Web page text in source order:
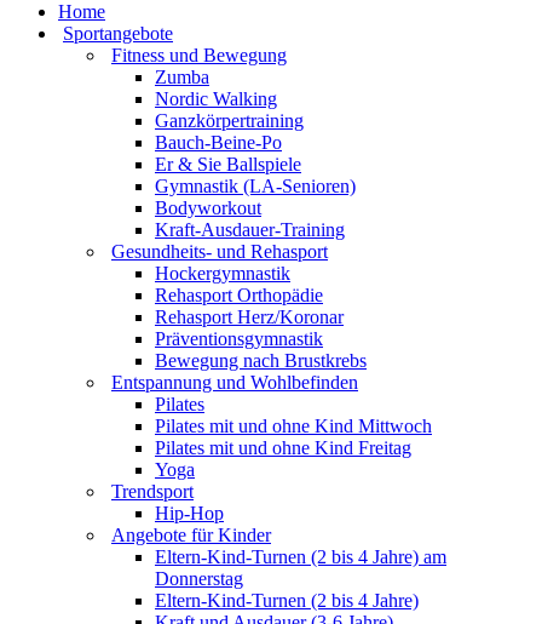
Home
Sportangebote
Fitness und Bewegung
Zumba
Nordic Walking
Ganzkörpertraining
Bauch-Beine-Po
Er & Sie Ballspiele
Gymnastik (LA-Senioren)
Bodyworkout
Kraft-Ausdauer-Training
Gesundheits- und Rehasport
Hockergymnastik
Rehasport Orthopädie
Rehasport Herz/Koronar
Präventionsgymnastik
Bewegung nach Brustkrebs
Entspannung und Wohlbefinden
Pilates
Pilates mit und ohne Kind Mittwoch
Pilates mit und ohne Kind Freitag
Yoga
Trendsport
Hip-Hop
Angebote für Kinder
Eltern-Kind-Turnen (2 bis 4 Jahre) am
Donnerstag
Eltern-Kind-Turnen (2 bis 4 Jahre)